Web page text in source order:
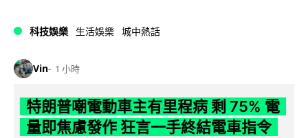
科技娛樂 生活娛樂 城中熱話
Vin 1 小時
特朗普嘲電動車主有里程病 剩 75% 電
量即焦慮發作 狂言一手終結電車指令